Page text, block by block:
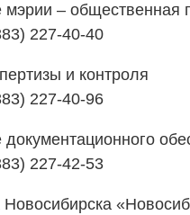
мэрии – общественная
227-40-40
и контроля
227-40-96
227-42-53